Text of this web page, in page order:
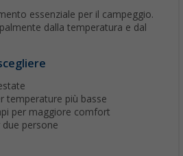
essenziale per il campeggio.
dalla temperatura e dal
temperature più basse
per maggiore comfort
persone